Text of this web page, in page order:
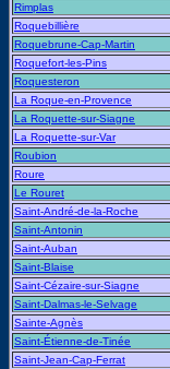
Rimplas
Roquebillière
Roquebrune-Cap-Martin
Roquefort-les-Pins
Roquesteron
La Roque-en-Provence
La Roquette-sur-Siagne
La Roquette-sur-Var
Roubion
Roure
Le Rouret
Saint-André-de-la-Roche
Saint-Antonin
Saint-Auban
Saint-Blaise
Saint-Cézaire-sur-Siagne
Saint-Dalmas-le-Selvage
Sainte-Agnès
Saint-Étienne-de-Tinée
Saint-Jean-Cap-Ferrat